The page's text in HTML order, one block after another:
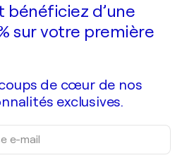
bénéficiez d’une
sur votre première
de cœur de nos
exclusives.